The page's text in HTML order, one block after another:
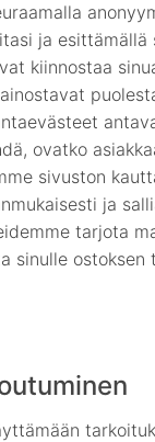
ja esittämällä
kiinnostaa
ovatko
sivuston
ja
tarjota
sinulle ostoksen